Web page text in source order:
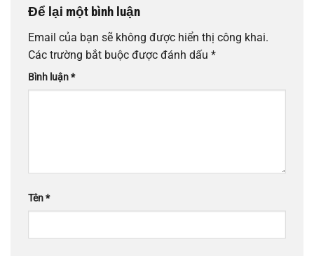
Để lại một bình luận
Email của bạn sẽ không được hiển thị công khai.
Các trường bắt buộc được đánh dấu *
Bình luận*
Tên*